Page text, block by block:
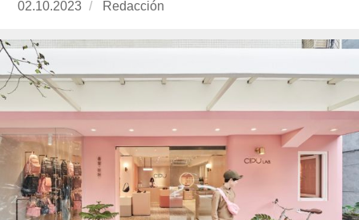
Publicado
02.10.2023 https://www.experimenta.es/author/redaccion/
Redacción